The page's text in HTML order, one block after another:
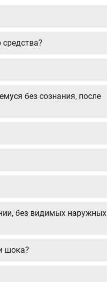
без сознания, после
без видимых наружных
шока?